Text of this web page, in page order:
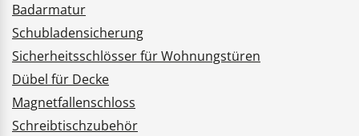
Badarmatur
Schubladensicherung
Sicherheitsschlösser für Wohnungstüren
Dübel für Decke
Magnetfallenschloss
Schreibtischzubehör